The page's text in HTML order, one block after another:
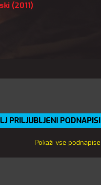
(2011)
PRILJUBLJENI PODNAPISI
Pokaži vse podnapise